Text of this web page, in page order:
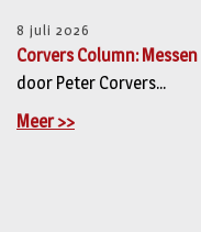
8 juli 2026
Corvers Column:
door Peter Corvers...
Meer >>